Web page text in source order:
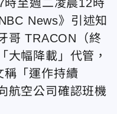
時至週二凌晨12時
News》引述知
哥 TRACON（終
大幅降載」代管，
稱「運作持續
航空公司確認班機